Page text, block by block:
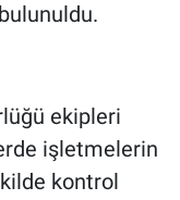
ekipleri
işletmelerin
kontrol